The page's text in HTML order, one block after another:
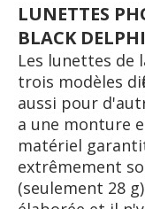
LUNETTES
BLACK
Les lunettes de
trois modèles
aussi pour
a une monture
matériel
extrêmement
(seulement 28